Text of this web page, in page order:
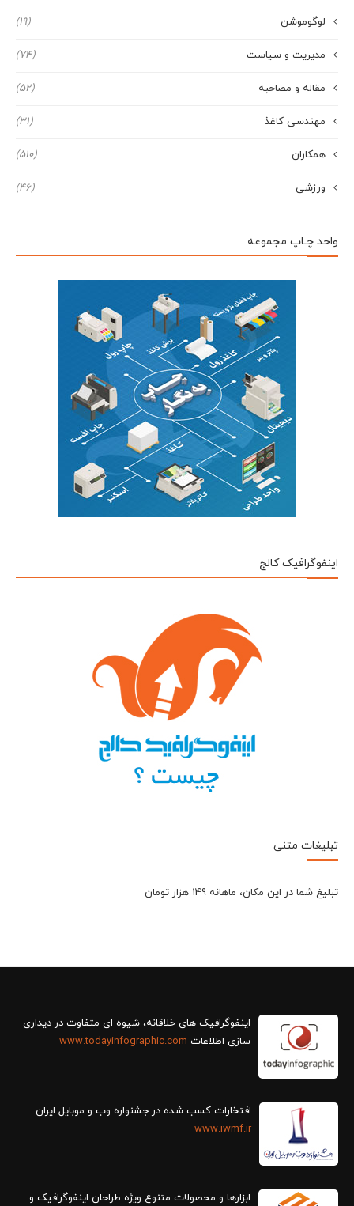
لوگوموشن (19)
مدیریت و سیاست (74)
مقاله و مصاحبه (52)
مهندسی کاغذ (31)
همکاران (510)
ورزشی (46)
واحد چـاپ مجموعه
اینفوگرافیک کالج
تبلیغات متنی
تبلیغ شما در این مکان، ماهانه 149 هزار تومان
سازی اطلاعات www.todayinfographic.com
افتخارات کسب شده در جشنواره وب و موبایل ایران
www.iwmf.ir
ابزارها و محصولات متنوع ویژه طراحان اینفوگرافیک و